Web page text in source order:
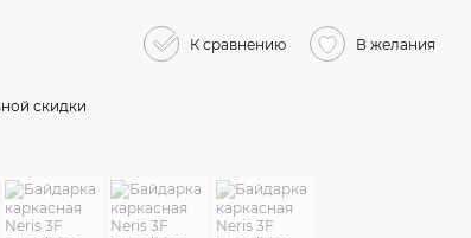
К сравнению В желания
скидки